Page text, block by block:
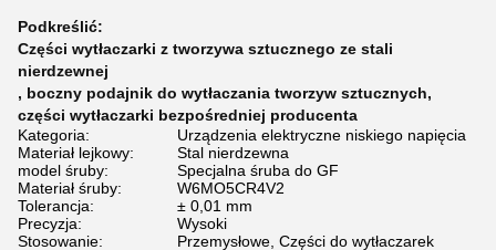
Podkreślić:
Części wytłaczarki z tworzywa sztucznego ze stali
nierdzewnej
, boczny podajnik do wytłaczania tworzyw sztucznych,
części wytłaczarki bezpośredniej producenta
Kategoria:
Urządzenia elektryczne niskiego napięcia
Materiał lejkowy:
Stal nierdzewna
model śruby:
Specjalna śruba do GF
Materiał śruby:
W6MO5CR4V2
Tolerancja:
± 0,01 mm
Precyzja:
Wysoki
Stosowanie:
Przemysłowe, Części do wytłaczarek